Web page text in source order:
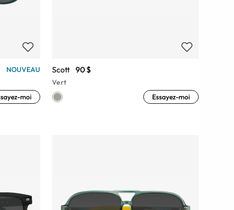
NOUVEAU
moi
Scott 90 $
Vert
Essayez-moi